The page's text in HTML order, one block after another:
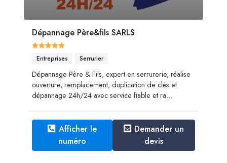
Dépannage Père&fils SARLS
Entreprises Serrurier
Dépannage Père & Fils, expert en serrurerie, réalise
ouverture, remplacement, duplication de clés et
dépannage 24h/24 avec service fiable et ra...
Afficher le
numéro
Demander un
devis